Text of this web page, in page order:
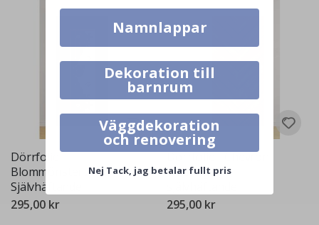
Dörrfolie -
Blommönster /
Självhäftande
295,00 kr
Dörrfolie - Chevron
trädesign /
295,00 kr
Namnlappar
Dekoration till
barnrum
Väggdekoration
och renovering
Nej Tack, jag betalar fullt pris